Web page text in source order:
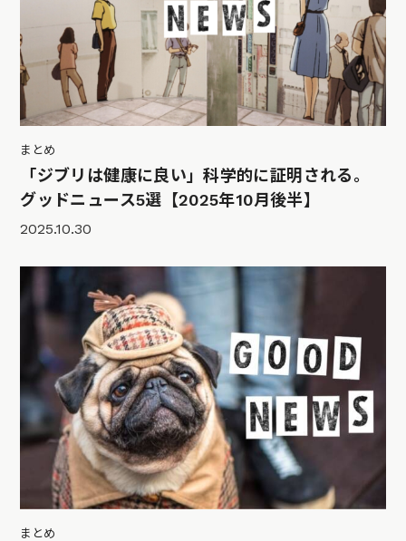
まとめ
「ジブリは健康に良い」科学的に証明される。
グッドニュース5選【2025年10月後半】
2025.10.30
まとめ